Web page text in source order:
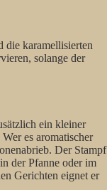
die karamellisierten
solange der
ein kleiner
es aromatischer
Der Stampf
der Pfanne oder im
Gerichten eignet er